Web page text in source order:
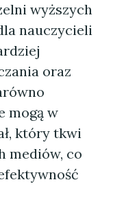
wyższych
nauczycieli
oraz
mogą w
który tkwi
mediów, co